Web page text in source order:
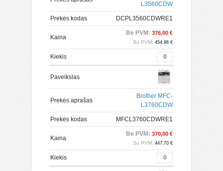
L3560CDW
Prekės kodas DCPL3560CDWRE1
Kaina
Be PVM: 376,00 €
Su PVM: 454,96 €
Kiekis
Paveikslas
Prekės aprašas
Brother MFC-
L3760CDW
Prekės kodas MFCL3760CDWRE1
Kaina
Be PVM: 370,00 €
Su PVM: 447,70 €
Kiekis